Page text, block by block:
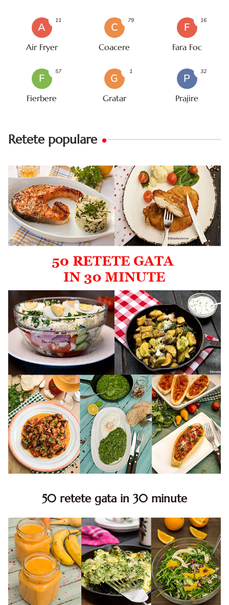
A
Air Fryer
11
C
Coacere
79
F
Fara Foc
16
F
Fierbere
57
G
Gratar
1
P
Prajire
32
Retete populare
50 retete gata in 30 minute
minute. Retete rapide. Retete rapide de mancare. Idei
retete mancare rapid